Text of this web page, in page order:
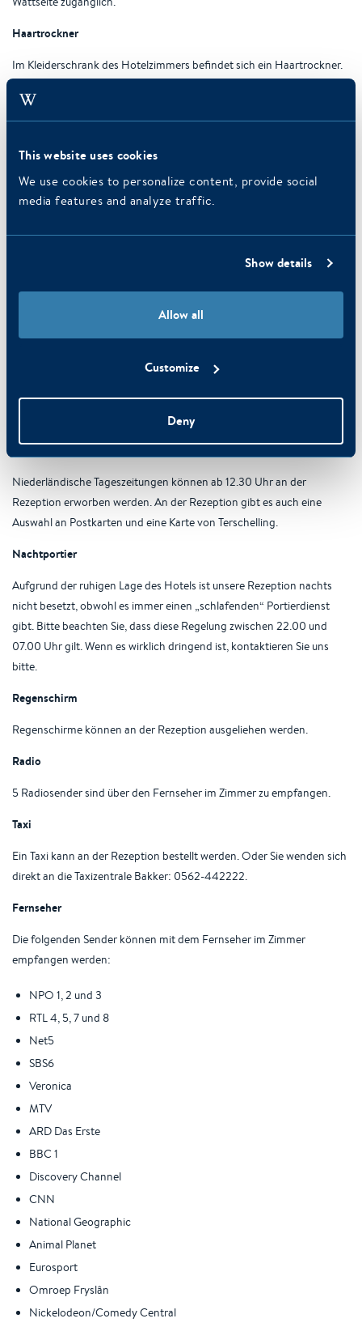
This website uses cookies
We use cookies to personalize content, provide social
media features and analyze traffic.
Show details
Allow all
Customize
Deny
Haartrockner
Im Kleiderschrank des Hotelzimmers befindet sich ein Haartrockner.
Handtücher
saubere Handtücher ausgetauscht. Dies dient dem Umweltschutz.
Haustiere
Haustiere sind im Hotel nicht erlaubt, außer im Restaurant.
Verfügung, an dem Sie das Internet kostenlos nutzen können.
Kostenloses WLAN ist im Rest des Hotels verfügbar.
In jedem Hotelzimmer gibt es einen Safe. Das Hotel haftet nicht für
den Verlust von Wertgegenständen und Wertpapieren, die im
Hotelzimmer zurückgelassen wurden.
Zeitungen, Postkarten & Landkarten von Terschelling
Niederländische Tageszeitungen können ab 12.30 Uhr an der
Rezeption erworben werden. An der Rezeption gibt es auch eine
Auswahl an Postkarten und eine Karte von Terschelling.
Nachtportier
Aufgrund der ruhigen Lage des Hotels ist unsere Rezeption nachts
nicht besetzt, obwohl es immer einen „schlafenden“ Portierdienst
gibt. Bitte beachten Sie, dass diese Regelung zwischen 22.00 und
07.00 Uhr gilt. Wenn es wirklich dringend ist, kontaktieren Sie uns
bitte.
Regenschirm
Regenschirme können an der Rezeption ausgeliehen werden.
Radio
5 Radiosender sind über den Fernseher im Zimmer zu empfangen.
Taxi
Ein Taxi kann an der Rezeption bestellt werden. Oder Sie wenden sich
direkt an die Taxizentrale Bakker: 0562-442222.
Fernseher
Die folgenden Sender können mit dem Fernseher im Zimmer
empfangen werden:
NPO 1, 2 und 3
RTL 4, 5, 7 und 8
Net5
SBS6
Veronica
MTV
ARD Das Erste
BBC 1
Discovery Channel
CNN
National Geographic
Animal Planet
Eurosport
Omroep Fryslân
Nickelodeon/Comedy Central